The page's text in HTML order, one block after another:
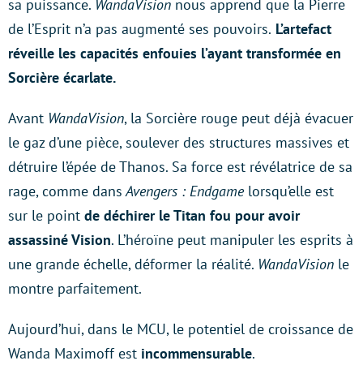
sa puissance. WandaVision nous apprend que la Pierre
de l’Esprit n’a pas augmenté ses pouvoirs. L’artefact
réveille les capacités enfouies l’ayant transformée en
Sorcière écarlate.
Avant WandaVision, la Sorcière rouge peut déjà évacuer
le gaz d’une pièce, soulever des structures massives et
détruire l’épée de Thanos. Sa force est révélatrice de sa
rage, comme dansAvengers : Endgamelorsqu’elle est
sur le point de déchirer le Titan fou pour avoir
assassiné Vision. L’héroïne peut manipuler les esprits à
une grande échelle, déformer la réalité. WandaVision le
montre parfaitement.
Aujourd’hui, dans le MCU, le potentiel de croissance de
Wanda Maximoff est incommensurable.